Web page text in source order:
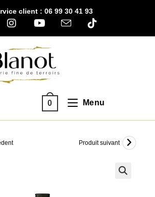
client : 06 99 30 41 93
0 Menu
Produit suivant